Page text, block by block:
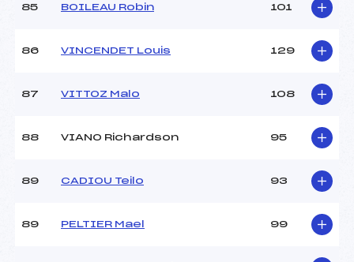
85 BOILEAU Robin 101
86 VINCENDET Louis 129
87 VITTOZ Malo 108
88 VIANO Richardson 95
89 CADIOU Teilo 93
89 PELTIER Mael 99